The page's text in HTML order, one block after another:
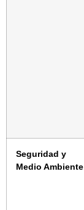
Seguridad y
Medio Ambiente